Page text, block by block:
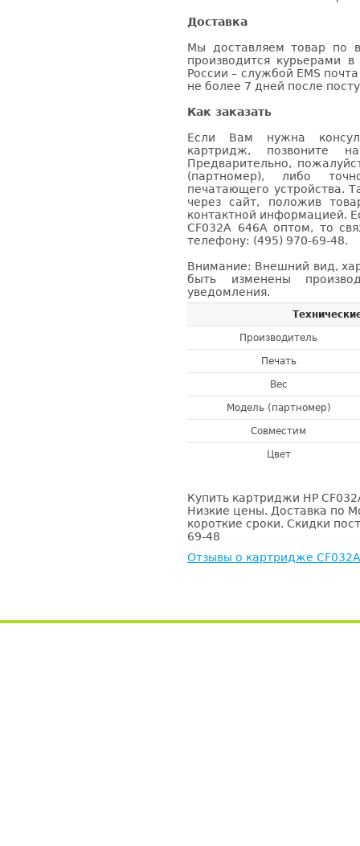
Доставка
Мы доставляем товар по
производится курьерами
России – службой EMS
не более 7 дней после
Как заказать
Если Вам нужна
картридж, позвоните
Предварительно,
(партномер), либо
печатающего устройства.
через сайт, положив
контактной информацией.
CF032A 646A оптом, то
телефону: (495) 970-69-48.
Внимание: Внешний вид,
быть изменены
уведомления.
Производитель
Печать
Вес
Модель (партномер)
Совместим
Цвет
Купить картриджи HP
Низкие цены. Доставка по
короткие сроки. Скидки
69-48
Отзывы о картридже